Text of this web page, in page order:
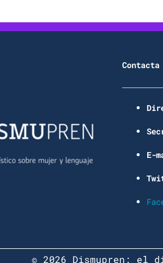
Contacta
E-
© 2026 Dismupren: el